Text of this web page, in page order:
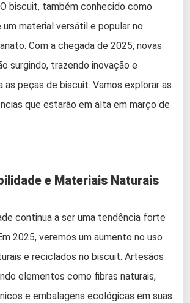
biscuit, também conhecido como
um material versátil e popular no
Com a chegada de 2025, novas
surgindo, trazendo inovação e
as peças de biscuit. Vamos explorar as
que estarão em alta em março de
e Materiais Naturais
continua a ser uma tendência forte
2025, veremos um aumento no uso
e reciclados no biscuit. Artesãos
elementos como fibras naturais,
e embalagens ecológicas em suas